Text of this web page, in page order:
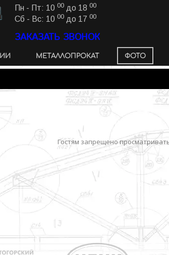
Пн - Пт: 10 00 до 18 00
Сб - Вс: 10 00 до 17 00
ЗАКАЗАТЬ ЗВОНОК
МЕТАЛЛОПРОКАТ ФОТО
Гостям запрещено